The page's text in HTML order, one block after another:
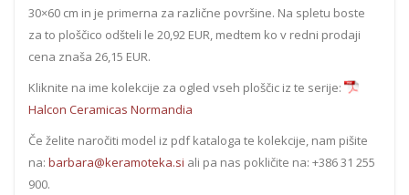
30×60 cm in je primerna za različne površine. Na spletu boste
za to ploščico odšteli le 20,92 EUR, medtem ko v redni prodaji
cena znaša 26,15 EUR.
Kliknite na ime kolekcije za ogled vseh ploščic iz te serije:
Halcon Ceramicas Normandia
Če želite naročiti model iz pdf kataloga te kolekcije, nam pišite
na: barbara@keramoteka.si ali pa nas pokličite na: +386 31 255
900.